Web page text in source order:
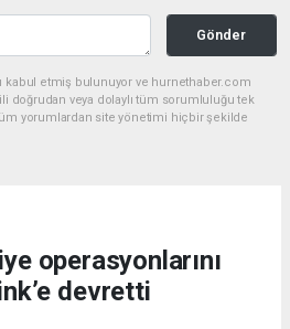
Gönder
kabul etmiş bulunuyor ve hurnethaber.com
doğrudan veya dolaylı tüm sorumluluğu tek
yorumlardan site yönetimi hiçbir şekilde
operasyonlarını
devretti